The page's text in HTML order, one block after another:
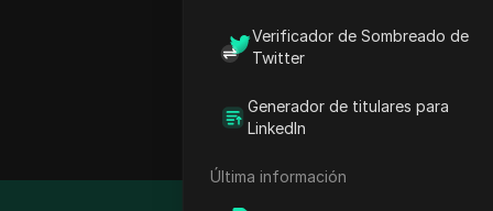
Verificador de Sombreado de
Twitter
Generador de titulares para
LinkedIn
Última información
fluido y sin
infraestructura robusta y
igual.